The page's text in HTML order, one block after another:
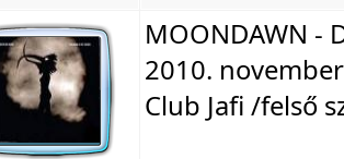
MOONDAWN -
2010.
Club Jafi /felső